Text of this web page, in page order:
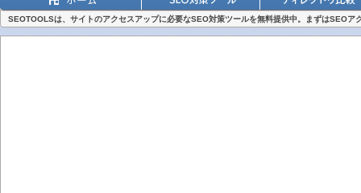
SEOTOOLSは、サイトのアクセスアップに必要なSEO対策ツールを無料提供中。まずはSEOア